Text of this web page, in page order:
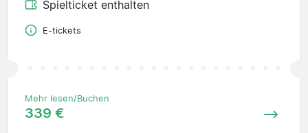
Spielticket enthalten
E-tickets
Mehr lesen/Buchen
339 €